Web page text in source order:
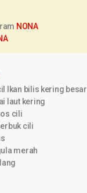
NONA
Ikan bilis kering besar
laut kering
cili
cili
merah